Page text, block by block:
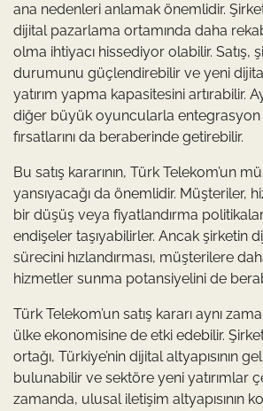
ana nedenleri anlamak önemlidir.
dijital pazarlama ortamında daha
olma ihtiyacı hissediyor olabilir. Satış,
durumunu güçlendirebilir ve yeni
yatırım yapma kapasitesini artırabilir.
diğer büyük oyuncularla entegrasyon
fırsatlarını da beraberinde getirebilir.
Bu satış kararının, Türk Telekom’un
yansıyacağı da önemlidir. Müşteriler,
bir düşüş veya fiyatlandırma
endişeler taşıyabilirler. Ancak şirketin
sürecini hızlandırması, müşterilere
hizmetler sunma potansiyelini de
Türk Telekom’un satış kararı aynı
ülke ekonomisine de etki edebilir.
ortağı, Türkiye’nin dijital altyapısının
bulunabilir ve sektöre yeni yatırımlar
zamanda, ulusal iletişim altyapısının